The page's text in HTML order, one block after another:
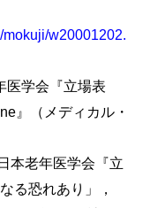
w20001202.
学会『立場表
』（メディカル・
老年医学会『立
る恐れあり」，